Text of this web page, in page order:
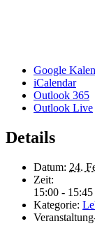
Google
iCalendar
Outlook 365
Outlook Live
Details
Datum: 24.
Zeit:
15:00 - 15:45
Kategorie: